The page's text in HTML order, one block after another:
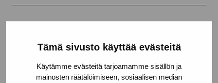
Tämä sivusto käyttää evästeitä
Käytämme evästeitä tarjoamamme sisällön ja
mainosten räätälöimiseen, sosiaalisen median
Facebook